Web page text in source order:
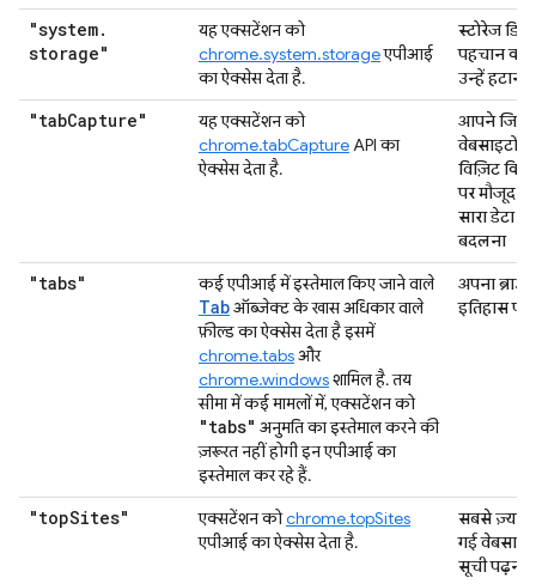
"system.
storage"
यह एक्सटेंशन को
chrome.system.storageएपीआई
का ऐक्सेस देता है.
स्टोरेज
पहचान
उन्हें हटाना
"tabCapture"
यह एक्सटेंशन को
chrome.tabCaptureAPI का
ऐक्सेस देता है.
आपने जिन
वेबसाइटों
विज़िट
पर मौजूद
सारा डेटा
बदलना
"tabs" कई एपीआई में इस्तेमाल किए जाने वाले
Tabऑब्जेक्ट के खास अधिकार वाले
फ़ील्ड का ऐक्सेस देता है इसमें
chrome.tabsऔर
chrome.windowsशामिल है. तय
सीमा में कई मामलों में, एक्सटेंशन को
"tabs" अनुमति का इस्तेमाल करने की
ज़रूरत नहीं होगी इन एपीआई का
इस्तेमाल कर रहे हैं.
अपना
इतिहास
"topSites" एक्सटेंशन कोchrome.topSites
एपीआई का ऐक्सेस देता है.
सबसे
गई
सूची पढ़ना